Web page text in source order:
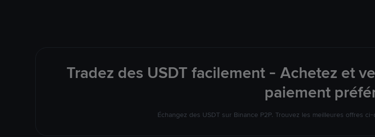
Tradez des USDT facilement - Achetez et
paiement
Échangez des USDT sur Binance P2P. Trouvez les meilleures offres